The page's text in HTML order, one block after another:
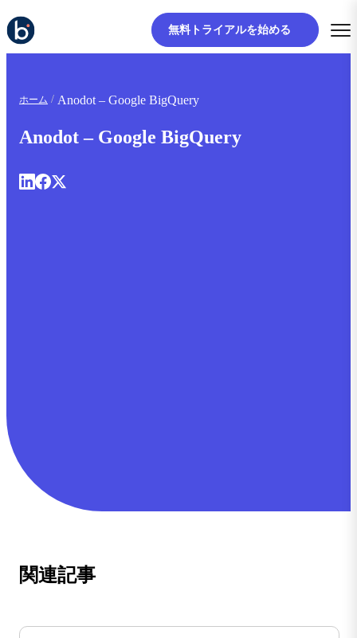
無料トライアルを始める
ホーム Anodot – Google BigQuery
Anodot – Google BigQuery
関連記事